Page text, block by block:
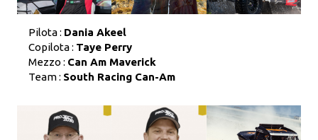
Pilota : Dania Akeel
Copilota : Taye Perry
Mezzo : Can Am Maverick
Team : South Racing Can-Am